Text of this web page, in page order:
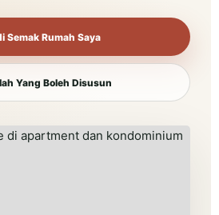
Semak Rumah Saya
Yang Boleh Disusun